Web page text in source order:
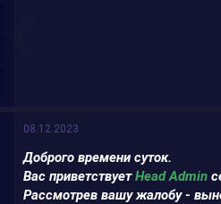
08.12.2023
Доброго времени суток.
Вас приветствуетHead Admin
Рассмотрев вашу жалобу -